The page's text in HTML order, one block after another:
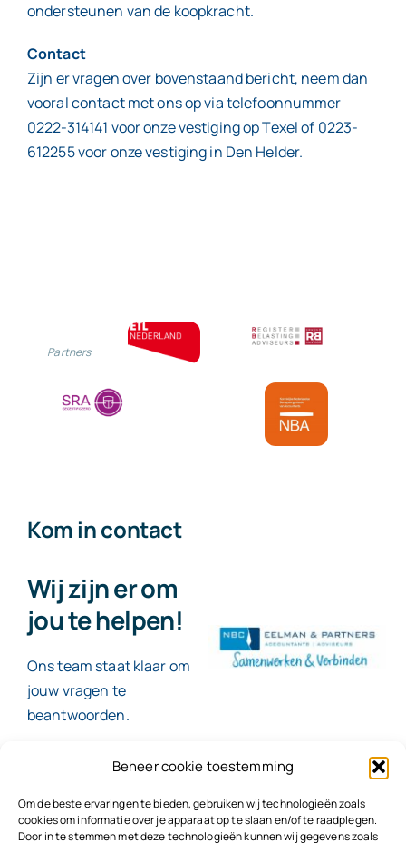
Beheer cookie toestemming
Om de beste ervaringen te bieden, gebruiken wij technologieën zoals
cookies om informatie over je apparaat op te slaan en/of te raadplegen.
Door in te stemmen met deze technologieën kunnen wij gegevens zoals
ondersteunen van de koopkracht.
Contact
Zijn er vragen over bovenstaand bericht, neem dan
vooral contact met ons op via telefoonnummer
0222-314141 voor onze vestiging op Texel of 0223-
612255 voor onze vestiging in Den Helder.
Partners
Kom in contact
Wij zijn er om
jou te helpen!
Ons team staat klaar om
jouw vragen te
beantwoorden.
Contact